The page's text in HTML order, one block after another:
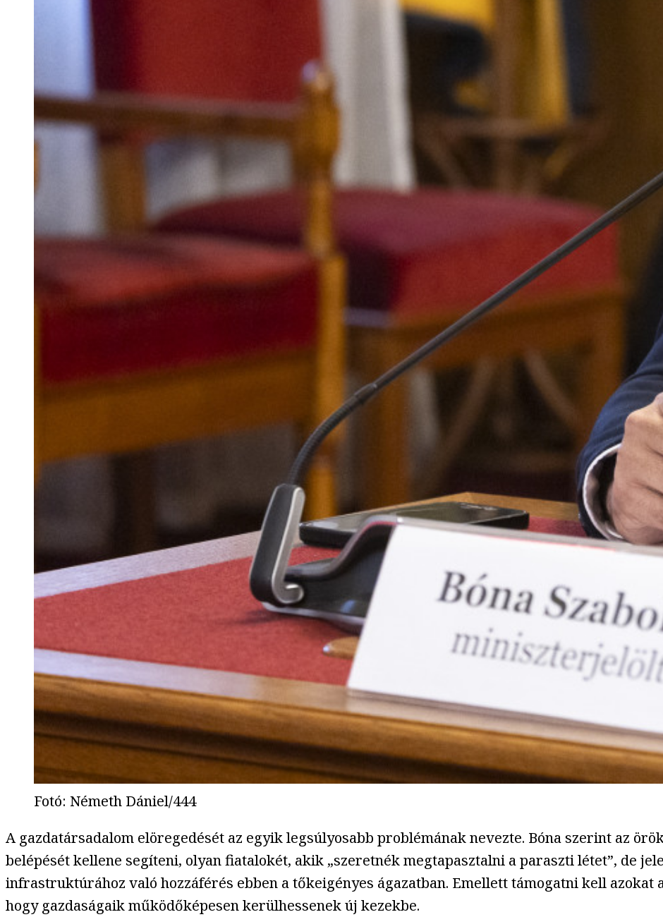
Fotó: Németh Dániel/444
A gazdatársadalom elöregedését az egyik legsúlyosabb problémának nevezte. Bóna szerint az
belépését kellene segíteni, olyan fiatalokét, akik „szeretnék megtapasztalni a paraszti létet”, de
infrastruktúrához való hozzáférés ebben a tőkeigényes ágazatban. Emellett támogatni kell
hogy gazdaságaik működőképesen kerülhessenek új kezekbe.